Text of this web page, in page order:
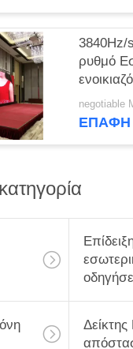
3840Hz/
ρυθμό
LED
negotiable
ΕΠΑΦΉ